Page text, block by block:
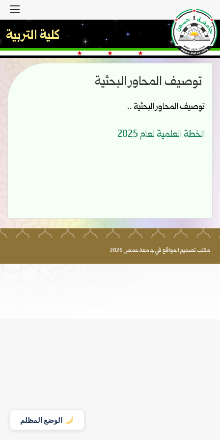
الوضع المظلم
كلية التربية
توصيف المحاور البحثية
توصيف المحاور البحثية ..
‫الخطة العلمية لعام 2025
مكتب تصميم المواقع في جامعة حمص 2026